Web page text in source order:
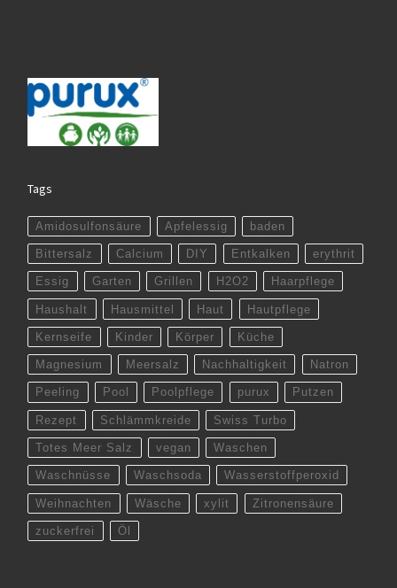
Tags
Amidosulfonsäure Apfelessig baden
Bittersalz Calcium DIY Entkalken erythrit
Essig Garten Grillen H2O2 Haarpflege
Haushalt Hausmittel Haut Hautpflege
Kernseife Kinder Körper Küche
Magnesium Meersalz Nachhaltigkeit Natron
Peeling Pool Poolpflege purux Putzen
Rezept Schlämmkreide Swiss Turbo
Totes Meer Salz vegan Waschen
Waschnüsse Waschsoda Wasserstoffperoxid
Weihnachten Wäsche xylit Zitronensäure
zuckerfrei Öl